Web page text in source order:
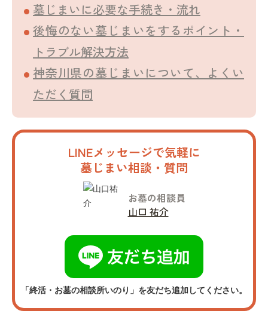
墓じまいに必要な手続き・流れ
後悔のない墓じまいをするポイント・
トラブル解決方法
神奈川県の墓じまいについて、よくい
ただく質問
LINEメッセージで気軽に
墓じまい相談・質問
お墓の相談員
山口 祐介
「終活・お墓の相談所いのり」を友だち追加してください。